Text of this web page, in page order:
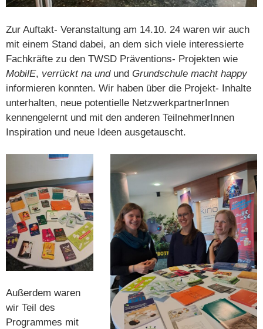
Zur Auftakt- Veranstaltung am 14.10. 24 waren wir auch
mit einem Stand dabei, an dem sich viele interessierte
Fachkräfte zu den TWSD Präventions- Projekten wie
MobilE, verrückt na undund Grundschule macht happy
informieren konnten. Wir haben über die Projekt- Inhalte
unterhalten, neue potentielle NetzwerkpartnerInnen
kennengelernt und mit den anderen TeilnehmerInnen
Inspiration und neue Ideen ausgetauscht.
Außerdem waren
wir Teil des
Programmes mit